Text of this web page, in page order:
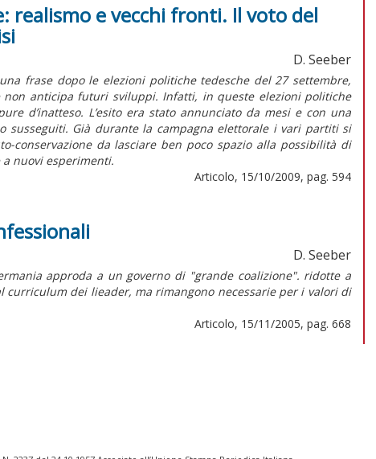
realismo e vecchi fronti. Il voto del
D. Seeber
frase dopo le elezioni politiche tedesche del 27 settembre,
non anticipa futuri sviluppi. Infatti, in queste elezioni politiche
d’inatteso. L’esito era stato annunciato da mesi e con una
susseguiti. Già durante la campagna elettorale i vari partiti si
conservazione da lasciare ben poco spazio alla possibilità di
nuovi esperimenti.
Articolo, 15/10/2009, pag. 594
D. Seeber
approda a un governo di "grande coalizione". ridotte a
curriculum dei lieader, ma rimangono necessarie per i valori di
Articolo, 15/11/2005, pag. 668